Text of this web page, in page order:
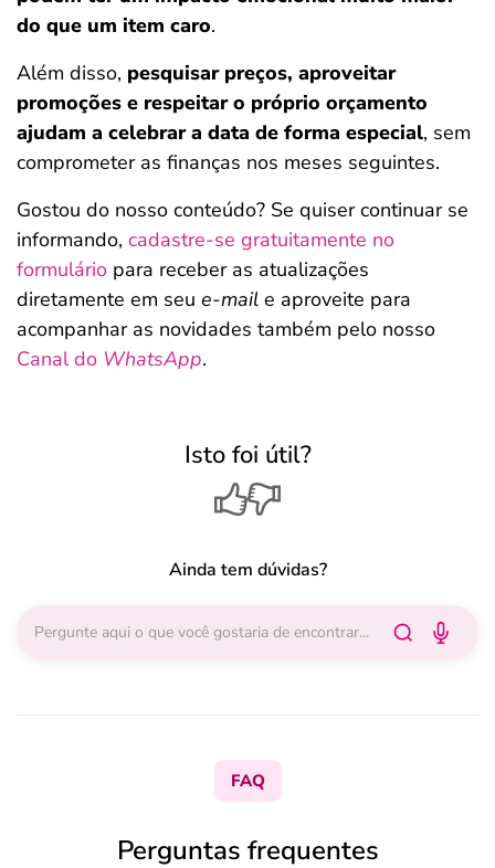
do que um item caro.
Além disso, pesquisar preços, aproveitar
promoções e respeitar o próprio orçamento
ajudam a celebrar a data de forma especial, sem
comprometer as finanças nos meses seguintes.
Gostou do nosso conteúdo? Se quiser continuar se
informando, cadastre-se gratuitamente no
formulário para receber as atualizações
diretamente em seu e-mail e aproveite para
acompanhar as novidades também pelo nosso
Canal do WhatsApp.
Isto foi útil?
Ainda tem dúvidas?
FAQ
Perguntas frequentes